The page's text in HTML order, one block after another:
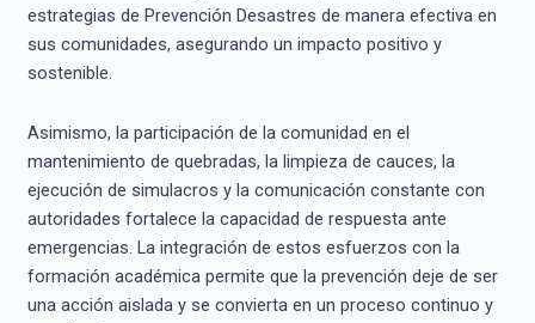
estrategias de Prevención Desastres de manera efectiva en
sus comunidades, asegurando un impacto positivo y
sostenible.
Asimismo, la participación de la comunidad en el
mantenimiento de quebradas, la limpieza de cauces, la
ejecución de simulacros y la comunicación constante con
autoridades fortalece la capacidad de respuesta ante
emergencias. La integración de estos esfuerzos con la
formación académica permite que la prevención deje de ser
una acción aislada y se convierta en un proceso continuo y